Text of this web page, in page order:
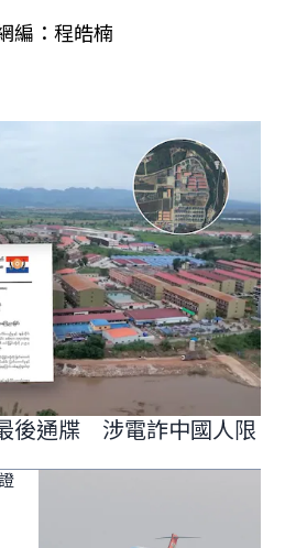
編：程皓楠
後通牒 涉電詐中國人限